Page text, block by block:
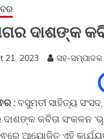
ଦାଶଙ୍କ
21, 2023 ସହ-ସମ୍ପାଦକ
: ବସୁମତୀ ସାହିତ୍ୟ
କବିତା ସଂକଳନ
ଆୟୋଜିତ ଏହି